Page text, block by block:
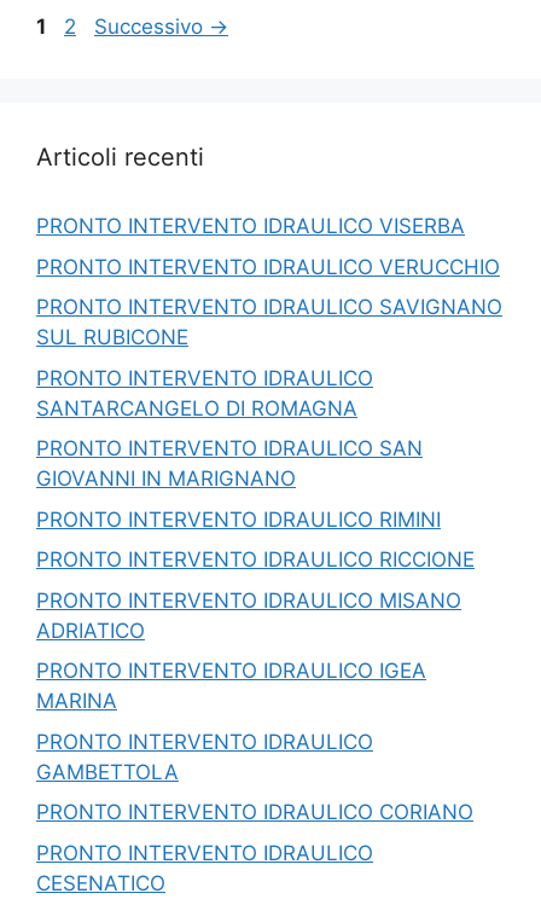
Pagina
1 Pagina
2 Successivo →
Articoli recenti
PRONTO INTERVENTO IDRAULICO VISERBA
PRONTO INTERVENTO IDRAULICO VERUCCHIO
PRONTO INTERVENTO IDRAULICO SAVIGNANO
SUL RUBICONE
PRONTO INTERVENTO IDRAULICO
SANTARCANGELO DI ROMAGNA
PRONTO INTERVENTO IDRAULICO SAN
GIOVANNI IN MARIGNANO
PRONTO INTERVENTO IDRAULICO RIMINI
PRONTO INTERVENTO IDRAULICO RICCIONE
PRONTO INTERVENTO IDRAULICO MISANO
ADRIATICO
PRONTO INTERVENTO IDRAULICO IGEA
MARINA
PRONTO INTERVENTO IDRAULICO
GAMBETTOLA
PRONTO INTERVENTO IDRAULICO CORIANO
PRONTO INTERVENTO IDRAULICO
CESENATICO